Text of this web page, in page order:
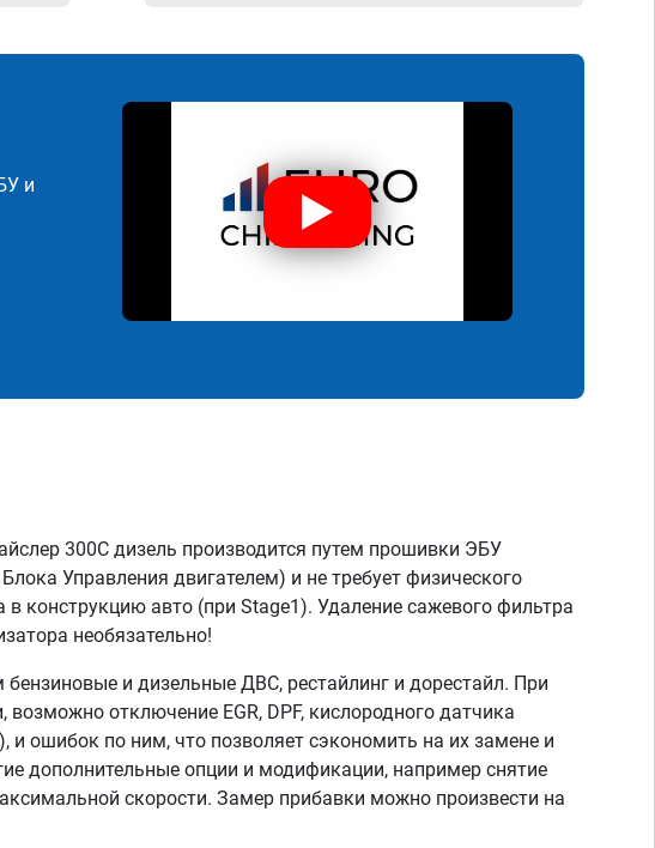
и
300С дизель производится путем прошивки ЭБУ
Управления двигателем) и не требует физического
в конструкцию авто (при Stage1). Удаление сажевого фильтра
необязательно!
и дизельные ДВС, рестайлинг и дорестайл. При
возможно отключение EGR, DPF, кислородного датчика
и ошибок по ним, что позволяет сэкономить на их замене и
дополнительные опции и модификации, например снятие
скорости. Замер прибавки можно произвести на